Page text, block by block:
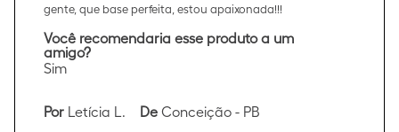
gente, que base perfeita, estou apaixonada!!!
Você recomendaria esse produto a um
amigo?
Sim
Por Letícia L. De Conceição - PB